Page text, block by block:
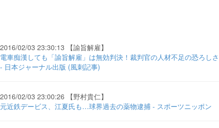
2016/02/03 23:30:13 【諭旨解雇】
電車痴漢しても「諭旨解雇」は無効判決！裁判官の人材不足の恐ろしさ
- 日本ジャーナル出版 (風刺記事)
2016/02/03 23:00:26 【野村貴仁】
元近鉄デービス、江夏氏も…球界過去の薬物逮捕 - スポーツニッポン